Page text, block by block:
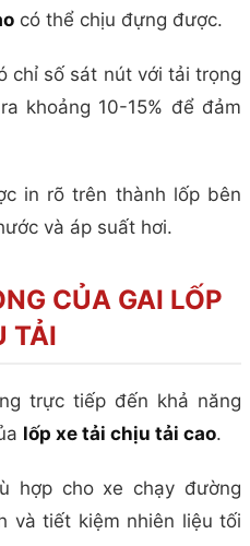
có thể chịu đựng được.
chỉ số sát nút với tải trọng
khoảng 10-15% để đảm
in rõ trên thành lốp bên
và áp suất hơi.
CỦA GAI LỐP
TẢI
trực tiếp đến khả năng
lốp xe tải chịu tải cao.
hợp cho xe chạy đường
và tiết kiệm nhiên liệu tối